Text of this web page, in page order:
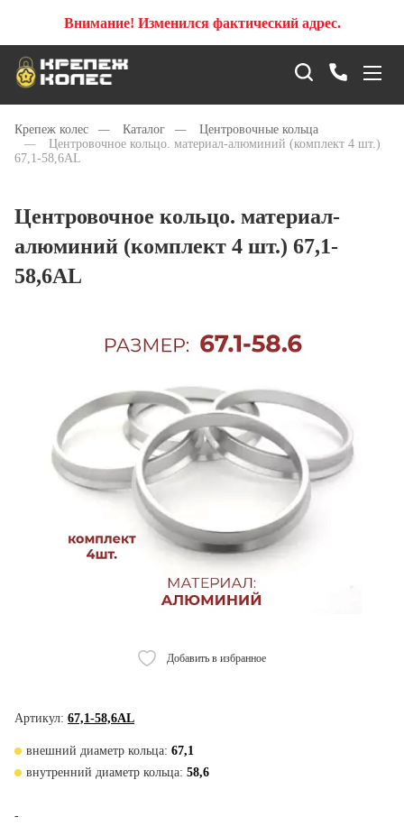
Внимание! Изменился фактический адрес.
Крепеж колес — Каталог —
Центровочные кольца
—
Центровочное кольцо. материал-алюминий (комплект 4 шт.)
67,1-58,6AL
Центровочное кольцо. материал-
алюминий (комплект 4 шт.) 67,1-
58,6AL
Добавить в избранное
Артикул: 67,1-58,6AL
внешний диаметр кольца: 67,1
внутренний диаметр кольца: 58,6
-